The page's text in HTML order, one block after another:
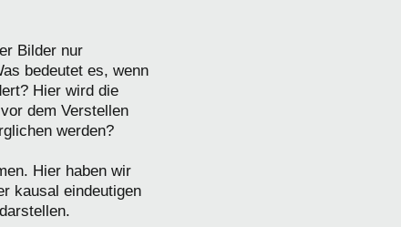
Bilder nur
bedeutet es, wenn
Hier wird die
dem Verstellen
werden?
Hier haben wir
kausal eindeutigen